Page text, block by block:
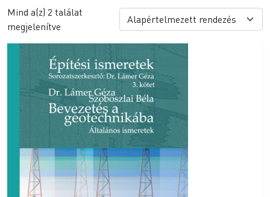
Mind a(z) 2 találat
megjelenítve